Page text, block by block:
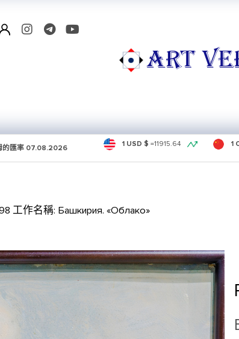
ART
的匯率 07.08.2026 1 USD $ =11915.64 1
工作名稱: Башкирия. «Облако»